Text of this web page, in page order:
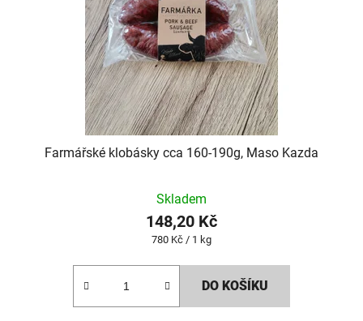
Farmářské klobásky cca 160-190g, Maso Kazda
Skladem
148,20 Kč
Měrná
780 Kč / 1 kg
DO KOŠÍKU